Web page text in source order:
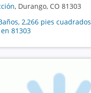
, Durango, CO 81303
2,266 pies
81303